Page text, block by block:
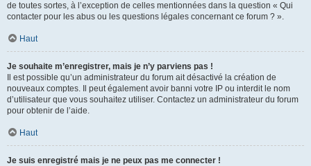
de toutes sortes, à l’exception de celles mentionnées dans la question « Qui
contacter pour les abus ou les questions légales concernant ce forum ? ».
Haut
Je souhaite m’enregistrer, mais je n’y parviens pas !
Il est possible qu’un administrateur du forum ait désactivé la création de
nouveaux comptes. Il peut également avoir banni votre IP ou interdit le nom
d’utilisateur que vous souhaitez utiliser. Contactez un administrateur du forum
pour obtenir de l’aide.
Haut
Je suis enregistré mais je ne peux pas me connecter !